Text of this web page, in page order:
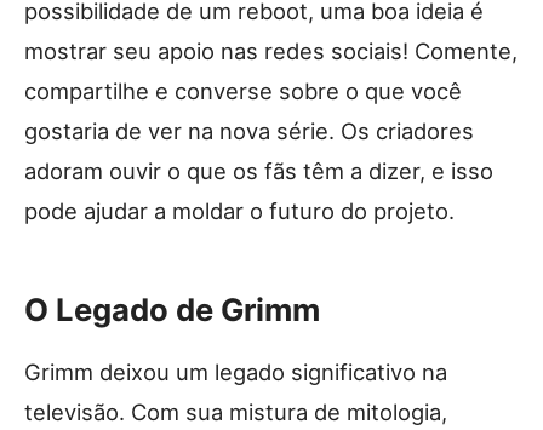
possibilidade de um reboot, uma boa ideia é
mostrar seu apoio nas redes sociais! Comente,
compartilhe e converse sobre o que você
gostaria de ver na nova série. Os criadores
adoram ouvir o que os fãs têm a dizer, e isso
pode ajudar a moldar o futuro do projeto.
O Legado de Grimm
Grimm deixou um legado significativo na
televisão. Com sua mistura de mitologia,